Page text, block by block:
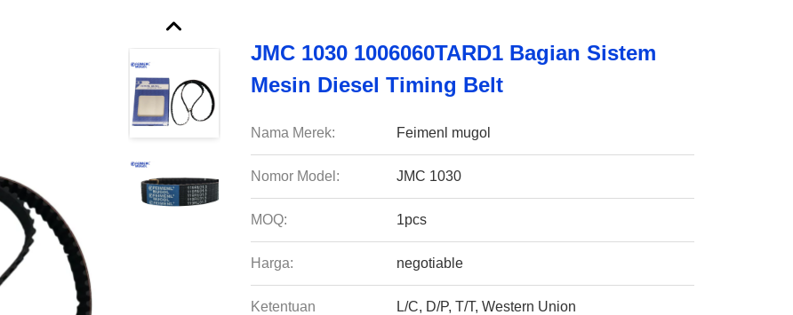
JMC 1030 1006060TARD1 Bagian Sistem
Mesin Diesel Timing Belt
Nama Merek: Feimenl mugol
Nomor Model: JMC 1030
MOQ: 1pcs
Harga: negotiable
Ketentuan
L/C, D/P, T/T, Western Union